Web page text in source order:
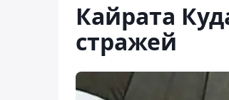
Кайрата
стражей